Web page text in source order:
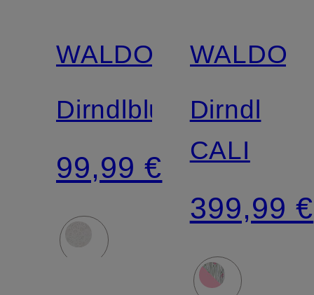
WALDORFF
Dirndlbluse
99,99 €
Dirndl
CALI
399,99 €